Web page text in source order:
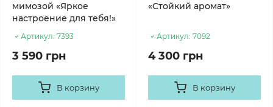
мимозой «Яркое
настроение для тебя!»
Артикул: 7393
3 590 грн
В корзину
«Стойкий аромат»
Артикул: 7092
4 300 грн
В корзину